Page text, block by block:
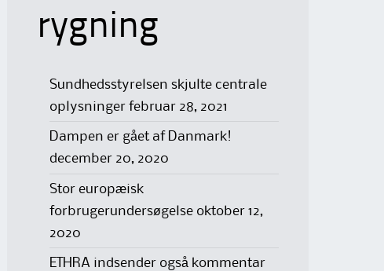
rygning
Sundhedsstyrelsen skjulte centrale
oplysninger februar 28, 2021
Dampen er gået af Danmark!
december 20, 2020
Stor europæisk
forbrugerundersøgelse oktober 12,
2020
ETHRA indsender også kommentar